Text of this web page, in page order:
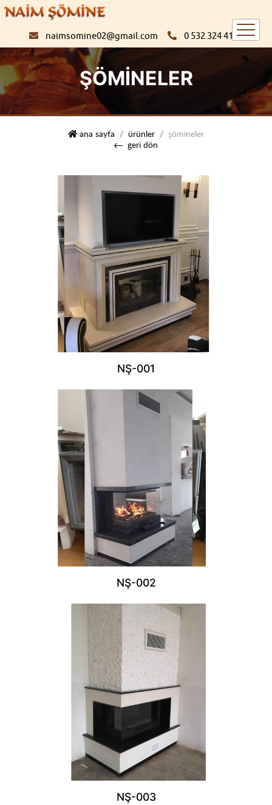
naimsomine02@gmail.com 0 532 324 4198
ŞÖMINELER
ana sayfa naim şömine
ürünler
şömineler
geri dön
NŞ-001
NŞ-002
NŞ-003